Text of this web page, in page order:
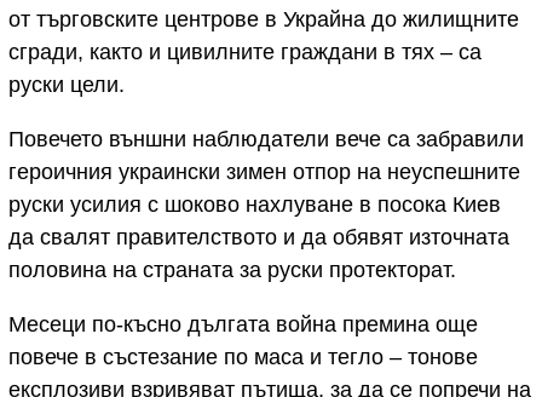
от търговските центрове в Украйна до жилищните
сгради, както и цивилните граждани в тях – са
руски цели.
Повечето външни наблюдатели вече са забравили
героичния украински зимен отпор на неуспешните
руски усилия с шоково нахлуване в посока Киев
да свалят правителството и да обявят източната
половина на страната за руски протекторат.
Месеци по-късно дългата война премина още
повече в състезание по маса и тегло – тонове
експлозиви взривяват пътища, за да се попречи на